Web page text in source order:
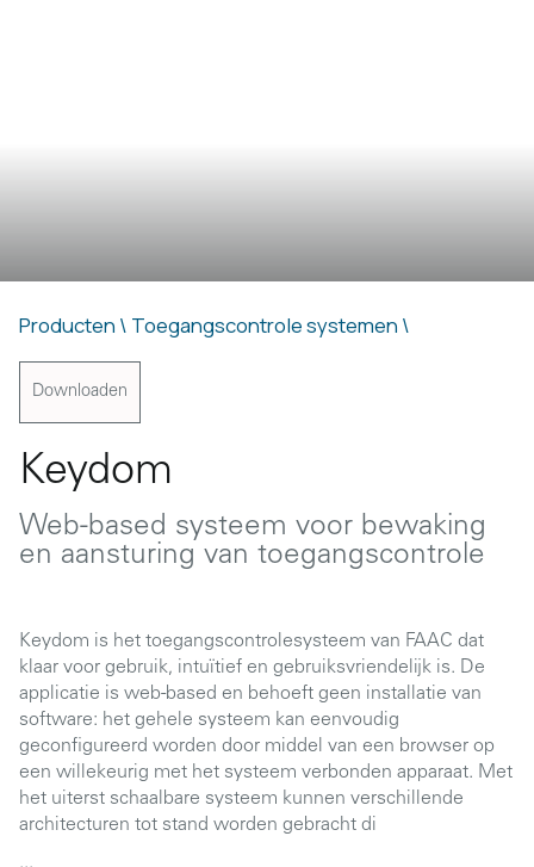
Producten \ Toegangscontrole systemen \
Downloaden
Keydom
Web-based systeem voor bewaking
en aansturing van toegangscontrole
Keydom is het toegangscontrolesysteem van FAAC dat
klaar voor gebruik, intuïtief en gebruiksvriendelijk is. De
applicatie is web-based en behoeft geen installatie van
software: het gehele systeem kan eenvoudig
geconfigureerd worden door middel van een browser op
een willekeurig met het systeem verbonden apparaat. Met
het uiterst schaalbare systeem kunnen verschillende
architecturen tot stand worden gebracht di